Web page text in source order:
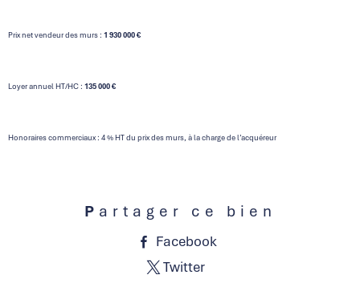
Prix net vendeur des murs : 1 930 000 €
Loyer annuel HT/HC : 135 000 €
Honoraires commerciaux : 4 % HT du prix des murs, à la charge de l’acquéreur
Partager ce bien
Facebook
Twitter